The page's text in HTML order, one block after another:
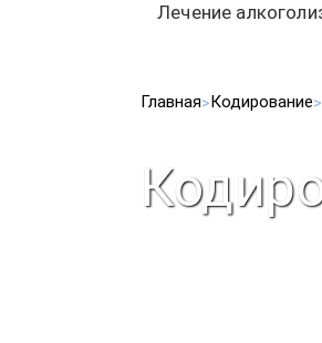
Лечение
Главная Кодирование